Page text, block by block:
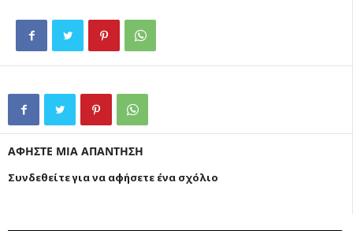
ΑΦΗΣΤΕ ΜΙΑ ΑΠΑΝΤΗΣΗ
Συνδεθείτε για να αφήσετε ένα σχόλιο